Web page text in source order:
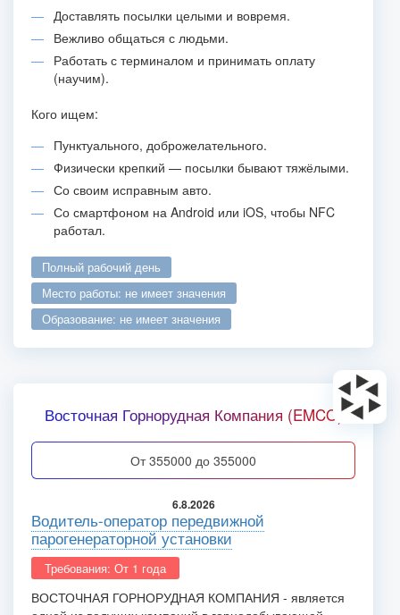
Доставлять посылки целыми и вовремя.
Вежливо общаться с людьми.
Работать с терминалом и принимать оплату
(научим).
Кого ищем:
Пунктуального, доброжелательного.
Физически крепкий — посылки бывают тяжёлыми.
Со своим исправным авто.
Со смартфоном на Android или iOS, чтобы NFC
работал.
полный рабочий день
место работы: не имеет значения
образование: не имеет значения
Восточная Горнорудная Компания (EMCO)
от 355000 до 355000
6.8.2026
Водитель-оператор передвижной
парогенераторной установки
Требования: От 1 года
ВОСТОЧНАЯ ГОРНОРУДНАЯ КОМПАНИЯ - является